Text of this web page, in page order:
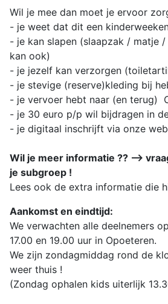
Wil je mee dan moet je ervoor
- je weet dat dit een
- je kan slapen (slaapzak / matje
kan ook)
- je jezelf kan verzorgen
- je stevige (reserve)kleding bij
- je vervoer hebt naar (en terug)
- je 30 euro p/p wil bijdragen in
- je digitaal inschrijft via onze
Wil je meer informatie ?? -->
je subgroep !
Lees ook de extra informatie die
Aankomst en eindtijd:
We verwachten alle deelnemers
17.00 en 19.00 uur in Opoeteren.
We zijn zondagmiddag rond de
weer thuis !
(Zondag ophalen kids uiterlijk